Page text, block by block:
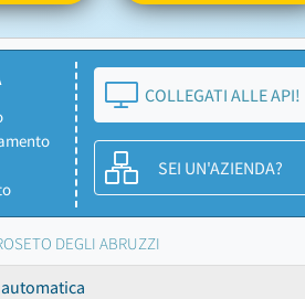
COLLEGATI ALLE API!
SEI UN'AZIENDA?
DEGLI ABRUZZI